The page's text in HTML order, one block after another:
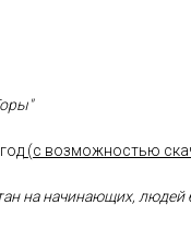
(с возможностью
на начинающих, людей